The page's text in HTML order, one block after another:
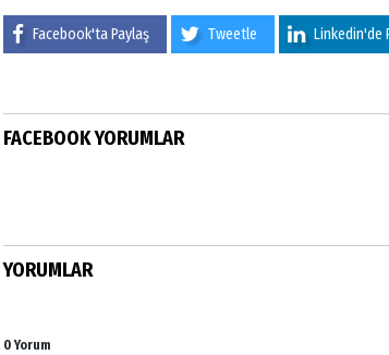
Facebook'ta Paylaş Tweetle Linkedin'de
FACEBOOK YORUMLAR
YORUMLAR
0 Yorum